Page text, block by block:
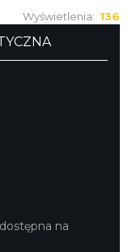
Wyświetlenia: 136
dostępna na